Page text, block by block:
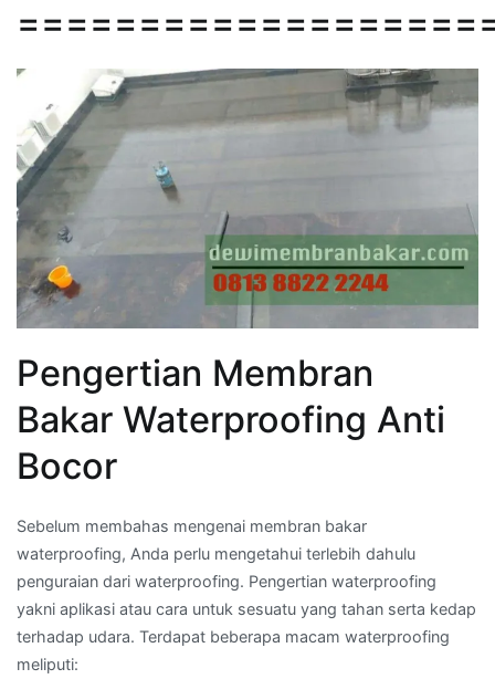
Pengertian Membran
Bakar Waterproofing Anti
Bocor
Sebelum membahas mengenai membran bakar
waterproofing, Anda perlu mengetahui terlebih dahulu
penguraian dari waterproofing. Pengertian waterproofing
yakni aplikasi atau cara untuk sesuatu yang tahan serta kedap
terhadap udara. Terdapat beberapa macam waterproofing
meliputi: